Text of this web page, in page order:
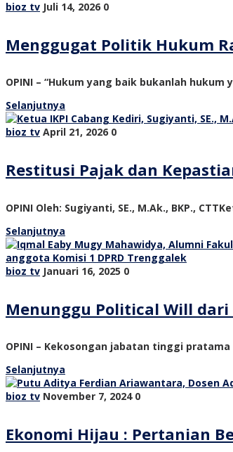
bioz tv Juli 14, 2026 0
Menggugat Politik Hukum
OPINI – “Hukum yang baik bukanlah
Selanjutnya
bioz tv April 21, 2026 0
Restitusi Pajak dan
OPINI Oleh: Sugiyanti, SE., M.Ak., BKP.,
Selanjutnya
bioz tv Januari 16, 2025 0
Menunggu Political Will
OPINI – Kekosongan jabatan tinggi
Selanjutnya
bioz tv November 7, 2024 0
Ekonomi Hijau : Pertanian